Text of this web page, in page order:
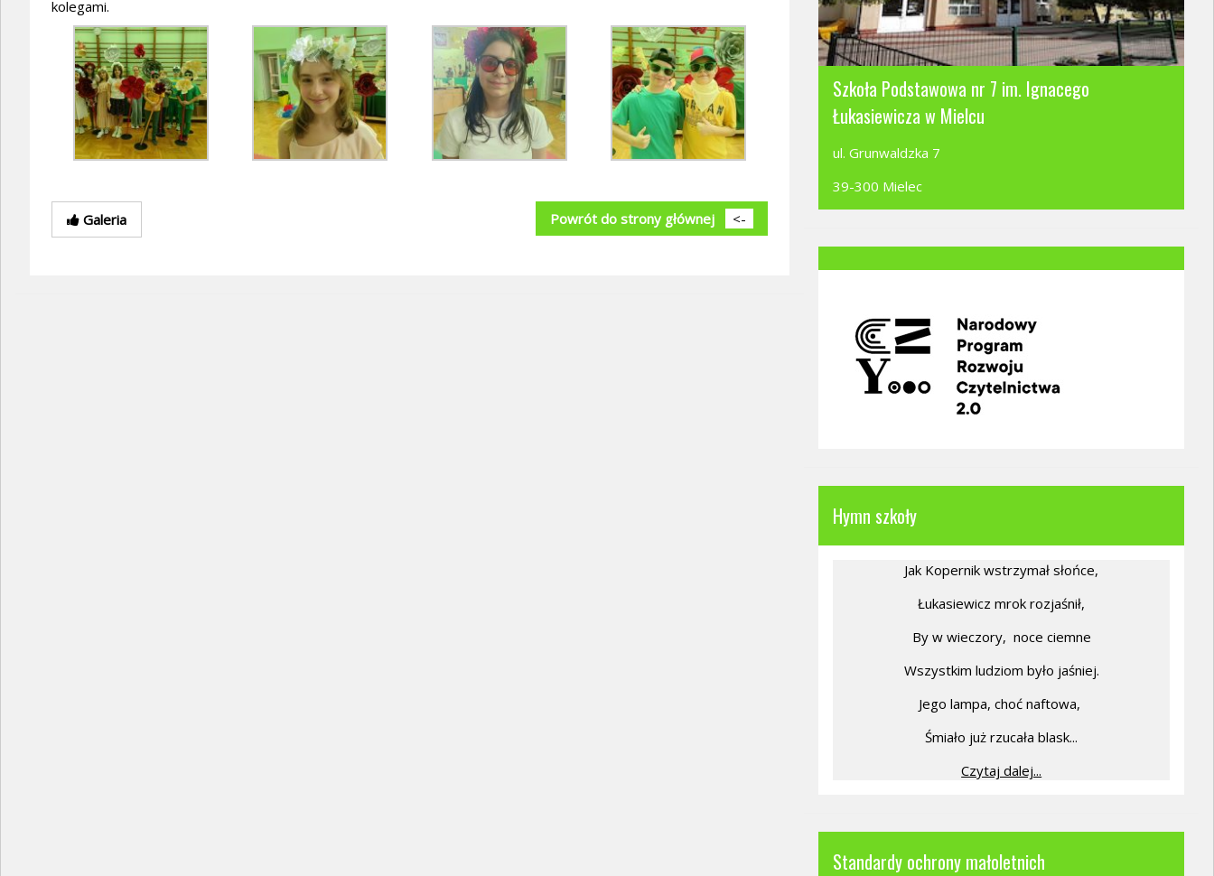
kolegami.
Galeria Powrót do strony głównej <-
Szkoła Podstawowa nr 7 im. Ignacego
Łukasiewicza w Mielcu
ul. Grunwaldzka 7
39-300 Mielec
Hymn szkoły
Jak Kopernik wstrzymał słońce,
Łukasiewicz mrok rozjaśnił,
By w wieczory, noce ciemne
Wszystkim ludziom było jaśniej.
Jego lampa, choć naftowa,
Śmiało już rzucała blask...
Czytaj dalej...
Standardy ochrony małoletnich